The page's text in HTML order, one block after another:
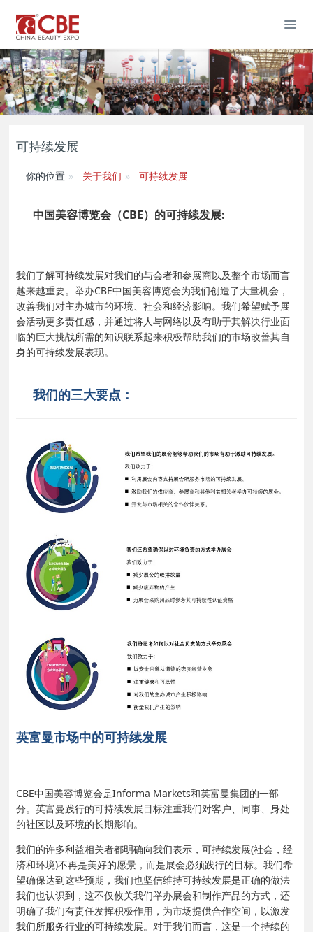
可持续发展
你的位置 关于我们 可持续发展
中国美容博览会（CBE）的可持续发展:
我们了解可持续发展对我们的与会者和参展商以及整个市场而言
越来越重要。举办CBE中国美容博览会为我们创造了大量机会，
改善我们对主办城市的环境、社会和经济影响。我们希望赋予展
会活动更多责任感，并通过将人与网络以及有助于其解决行业面
临的巨大挑战所需的知识联系起来积极帮助我们的市场改善其自
身的可持续发展表现。
我们的三大要点：
英富曼市场中的可持续发展
CBE中国美容博览会是Informa Markets和英富曼集团的一部
分。英富曼践行的可持续发展目标注重我们对客户、同事、身处
的社区以及环境的长期影响。
我们的许多利益相关者都明确向我们表示，可持续发展(社会，经
济和环境)不再是美好的愿景，而是展会必须践行的目标。我们希
望确保达到这些预期，我们也坚信维持可持续发展是正确的做法
我们也认识到，这不仅攸关我们举办展会和制作产品的方式，还
明确了我们有责任发挥积极作用，为市场提供合作空间，以激发
我们所服务行业的可持续发展。对于我们而言，这是一个持续的